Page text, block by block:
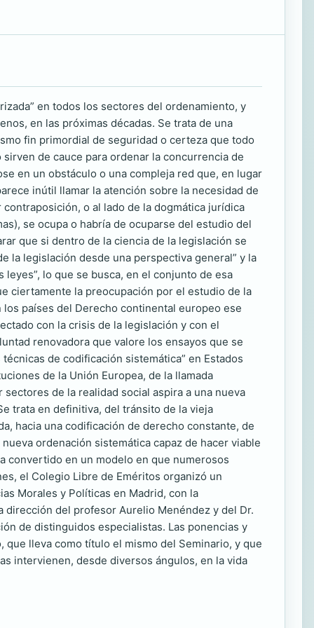
en todos los sectores del ordenamiento, y
en las próximas décadas. Se trata de una
fin primordial de seguridad o certeza que todo
de cauce para ordenar la concurrencia de
en un obstáculo o una compleja red que, en lugar
inútil llamar la atención sobre la necesidad de
o al lado de la dogmática jurídica
se ocupa o habría de ocuparse del estudio del
que si dentro de la ciencia de la legislación se
la legislación desde una perspectiva general” y la
lo que se busca, en el conjunto de esa
ciertamente la preocupación por el estudio de la
países del Derecho continental europeo ese
con la crisis de la legislación y con el
renovadora que valore los ensayos que se
de codificación sistemática” en Estados
de la Unión Europea, de la llamada
de la realidad social aspira a una nueva
trata en definitiva, del tránsito de la vieja
hacia una codificación de derecho constante, de
ordenación sistemática capaz de hacer viable
convertido en un modelo en que numerosos
el Colegio Libre de Eméritos organizó un
Morales y Políticas en Madrid, con la
dirección del profesor Aurelio Menéndez y del Dr.
de distinguidos especialistas. Las ponencias y
lleva como título el mismo del Seminario, y que
intervienen, desde diversos ángulos, en la vida